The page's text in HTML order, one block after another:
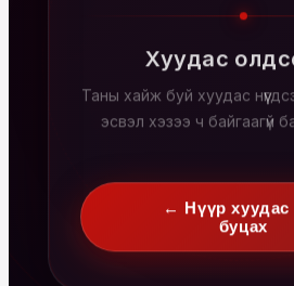
Хуудас
Таны хайж буй хуудас
эсвэл хэзээ ч байгаагүй
← Нүүр хуудас
буцах